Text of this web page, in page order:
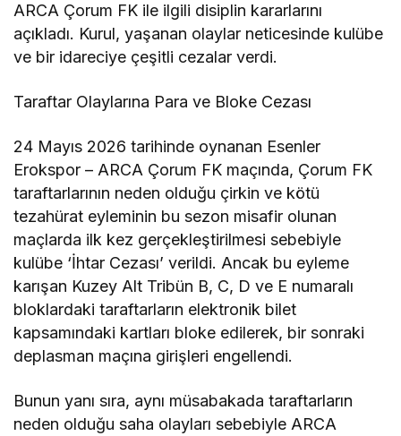
ARCA Çorum FK ile ilgili disiplin kararlarını
açıkladı. Kurul, yaşanan olaylar neticesinde kulübe
ve bir idareciye çeşitli cezalar verdi.
Taraftar Olaylarına Para ve Bloke Cezası
24 Mayıs 2026 tarihinde oynanan Esenler
Erokspor – ARCA Çorum FK maçında, Çorum FK
taraftarlarının neden olduğu çirkin ve kötü
tezahürat eyleminin bu sezon misafir olunan
maçlarda ilk kez gerçekleştirilmesi sebebiyle
kulübe ‘İhtar Cezası’ verildi. Ancak bu eyleme
karışan Kuzey Alt Tribün B, C, D ve E numaralı
bloklardaki taraftarların elektronik bilet
kapsamındaki kartları bloke edilerek, bir sonraki
deplasman maçına girişleri engellendi.
Bunun yanı sıra, aynı müsabakada taraftarların
neden olduğu saha olayları sebebiyle ARCA